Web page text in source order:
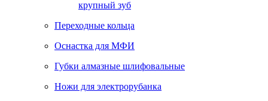
крупный зуб
Переходные кольца
Оснастка для МФИ
Губки алмазные шлифовальные
Ножи для электрорубанка